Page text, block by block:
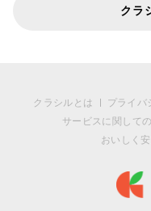
クラ
クラシルとは プライバ
サービスに関して
おいしく